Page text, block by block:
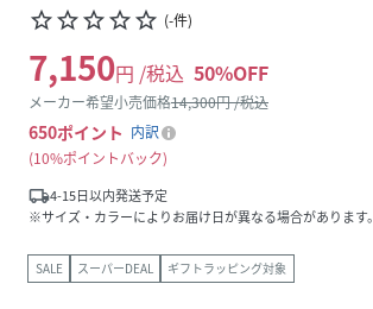
star_borderstar_borderstar_borderstar_borderstar_border (-件)
7,150円 /税込 50%OFF
メーカー希望小売価格14,300円 /税込
650ポイント 内訳
10%ポイントバック
local_shipping4-15日以内発送予定
※サイズ・カラーによりお届け日が異なる場合があります。
SALE スーパーDEAL ギフトラッピング対象